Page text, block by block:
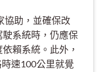
協助，並確保改
系統時，仍應保
賴系統。此外，
速100公里就覺